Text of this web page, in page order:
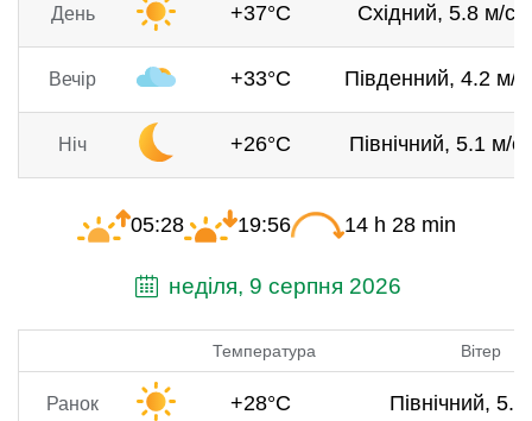
День +37°C Східний, 5.8 м/с
Вечір +33°C Південний, 4.2 м/с
Ніч +26°C Північний, 5.1 м/с
05:28 19:56 14 h 28 min
неділя, 9 серпня 2026
Температура Вітер
Ранок +28°C Північний,